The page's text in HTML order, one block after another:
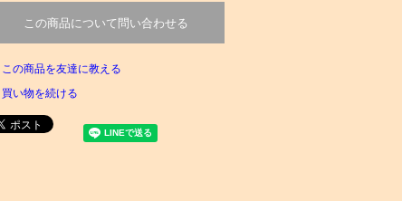
この商品について問い合わせる
この商品を友達に教える
買い物を続ける